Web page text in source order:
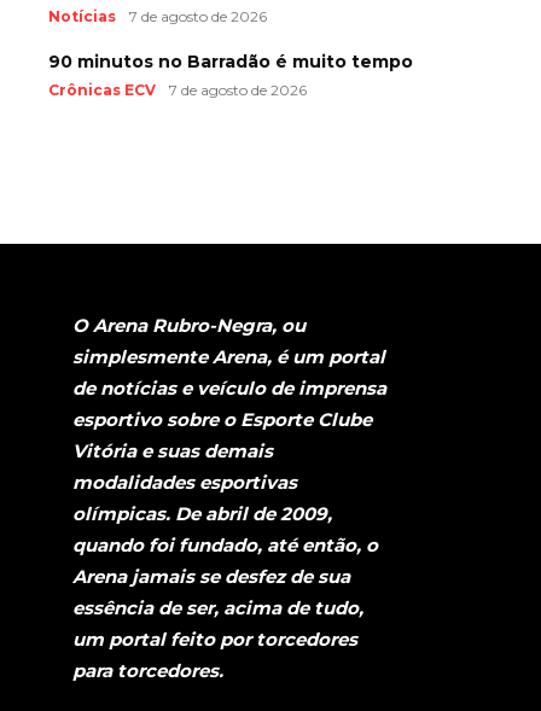
Notícias 7 de agosto de 2026
90 minutos no Barradão é muito tempo
Crônicas ECV 7 de agosto de 2026
O Arena Rubro-Negra, ou
simplesmente Arena, é um portal
de notícias e veículo de imprensa
esportivo sobre o Esporte Clube
Vitória e suas demais
modalidades esportivas
olímpicas. De abril de 2009,
quando foi fundado, até então, o
Arena jamais se desfez de sua
essência de ser, acima de tudo,
um portal feito por torcedores
para torcedores.